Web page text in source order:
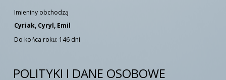
Imieniny obchodzą
Cyriak, Cyryl, Emil
Do końca roku: 146 dni
POLITYKI I DANE OSOBOWE